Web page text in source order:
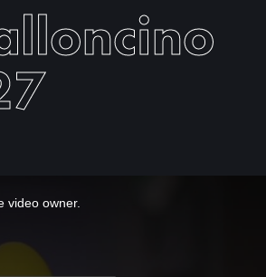
video owner.